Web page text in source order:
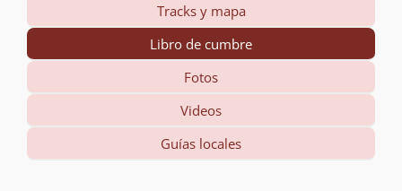
Tracks y mapa
Libro de cumbre
Fotos
Videos
Guías locales